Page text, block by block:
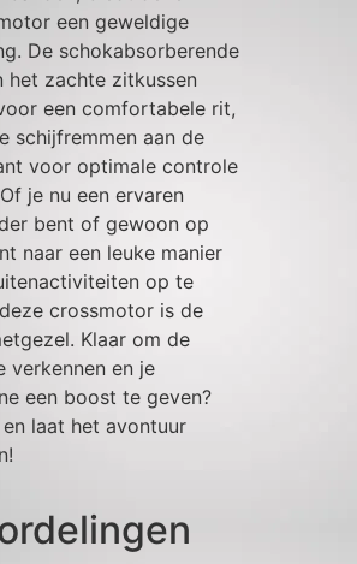
een geweldige
De schokabsorberende
het zachte zitkussen
een comfortabele rit,
schijfremmen aan de
voor optimale controle
je nu een ervaren
bent of gewoon op
naar een leuke manier
op te
crossmotor is de
Klaar om de
verkennen en je
een boost te geven?
laat het avontuur